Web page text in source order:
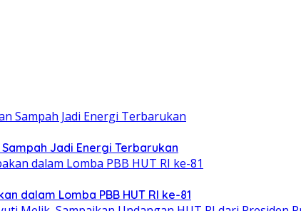
Jadi Energi Terbarukan
dalam Lomba PBB HUT RI ke-81